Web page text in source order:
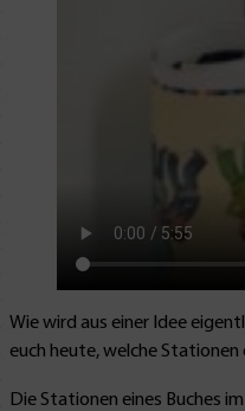
Wie wird aus einer Idee
euch heute, welche Stationen
Die Stationen eines Buches